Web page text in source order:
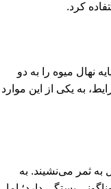
کرد.
نهال میوه را به دو
به یکی از این موارد
که این نهال پس از 3 الی 4 سال به ثمر می‌نشیند. به